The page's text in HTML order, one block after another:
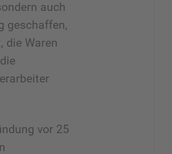
auch
geschaffen,
die Waren
vor 25